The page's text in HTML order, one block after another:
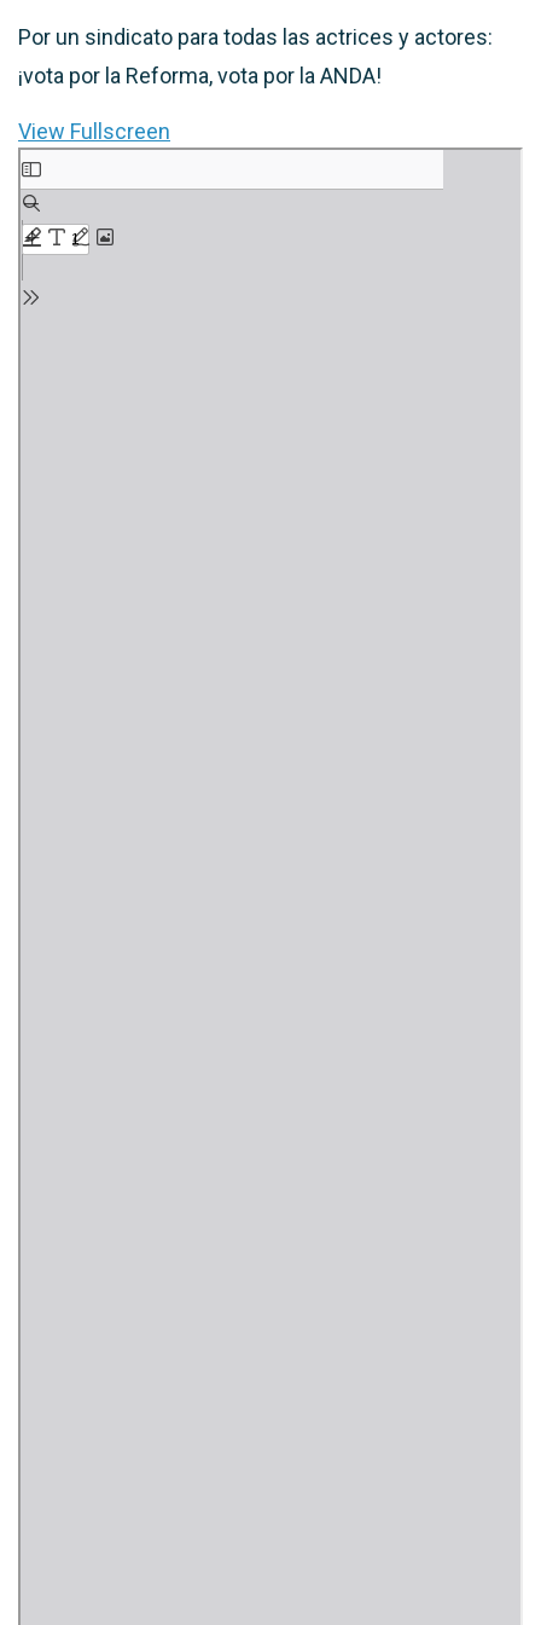
Por un sindicato para todas las actrices y actores:
¡vota por la Reforma, vota por la ANDA!
View Fullscreen
Saltar
al
contenido
del
PDF